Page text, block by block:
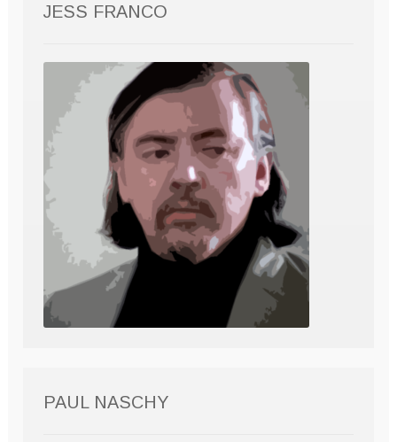
JESS FRANCO
PAUL NASCHY